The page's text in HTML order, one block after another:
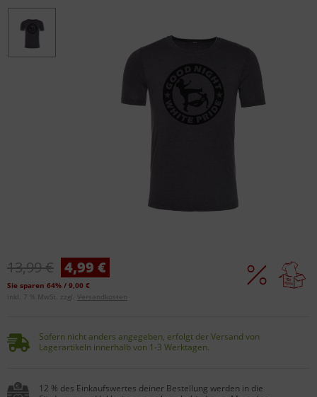
13,99 € 4,99 €
Sie sparen 64% / 9,00 €
inkl. 7 % MwSt. zzgl. Versandkosten
Sofern nicht anders angegeben, erfolgt der Versand von
Lagerartikeln innerhalb von 1-3 Werktagen.
12 % des Einkaufswertes deiner Bestellung werden in die